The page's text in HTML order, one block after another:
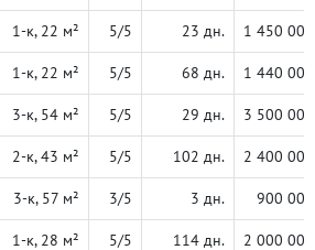
1-к, 22 м² 5/5 23 дн. 1 450 000
1-к, 22 м² 5/5 68 дн. 1 440 000
3-к, 54 м² 5/5 29 дн. 3 500 000
2-к, 43 м² 5/5 102 дн. 2 400 000
3-к, 57 м² 3/5 3 дн. 900 000
1-к, 28 м² 5/5 114 дн. 2 000 000